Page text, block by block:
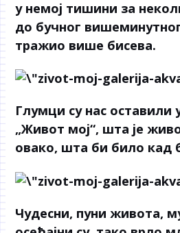
у немој тишини за
до бучног вишеминутног
тражио више бисева.
Глумци су нас оставили
„Живот мој“, шта је
овако, шта би било кад
Чудесни, пуни живота,